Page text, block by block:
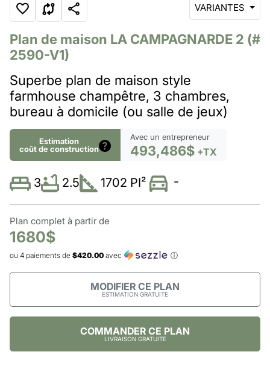
VARIANTES
Plan de maison LA CAMPAGNARDE 2 (#
2590-V1)
Superbe plan de maison style
farmhouse champêtre, 3 chambres,
bureau à domicile (ou salle de jeux)
Estimation
coût de construction
Avec un entrepreneur
493,486$ +TX
3 2.5 1702 PI² -
Plan complet à partir de
1680$
ou 4 paiements de $420.00 avec ⓘ
MODIFIER CE PLAN
ESTIMATION GRATUITE
COMMANDER CE PLAN
LIVRAISON GRATUITE